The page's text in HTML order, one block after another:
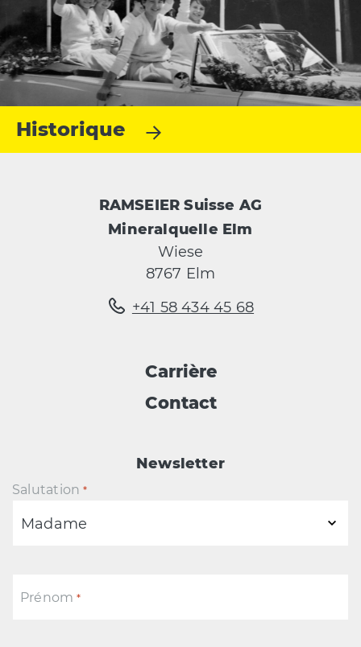
Historique
RAMSEIER Suisse AG
Mineralquelle Elm
Wiese
8767 Elm
+41 58 434 45 68
Carrière
Contact
Newsletter
Salutation *
Prénom *